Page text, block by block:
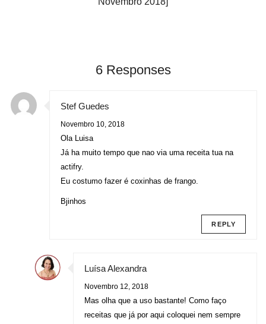
6 Responses
Stef Guedes
Novembro 10, 2018
Ola Luisa
Já ha muito tempo que nao via uma receita tua na
actifry.
Eu costumo fazer é coxinhas de frango.
Bjinhos
REPLY
Luísa Alexandra
Novembro 12, 2018
Mas olha que a uso bastante! Como faço
receitas que já por aqui coloquei nem sempre